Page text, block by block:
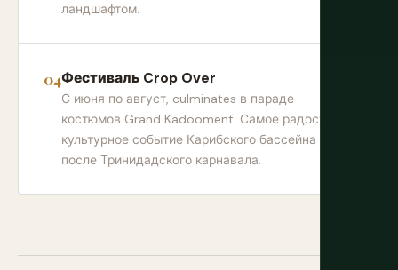
ландшафтом.
Фестиваль Crop Over
С июня по август, culminates в параде
костюмов Grand Kadooment. Самое радостное
культурное событие Карибского бассейна
после Тринидадского карнавала.